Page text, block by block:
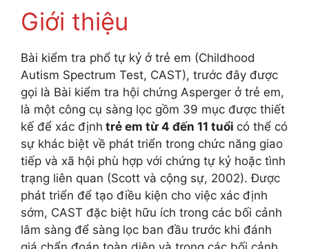
Giới thiệu
Bài kiểm tra phổ tự kỷ ở trẻ em (Childhood
Autism Spectrum Test, CAST), trước đây được
gọi là Bài kiểm tra hội chứng Asperger ở trẻ em,
là một công cụ sàng lọc gồm 39 mục được thiết
kế để xác định trẻ em từ 4 đến 11 tuổi có thể có
sự khác biệt về phát triển trong chức năng giao
tiếp và xã hội phù hợp với chứng tự kỷ hoặc tình
trạng liên quan (Scott và cộng sự, 2002). Được
phát triển để tạo điều kiện cho việc xác định
sớm, CAST đặc biệt hữu ích trong các bối cảnh
lâm sàng để sàng lọc ban đầu trước khi đánh